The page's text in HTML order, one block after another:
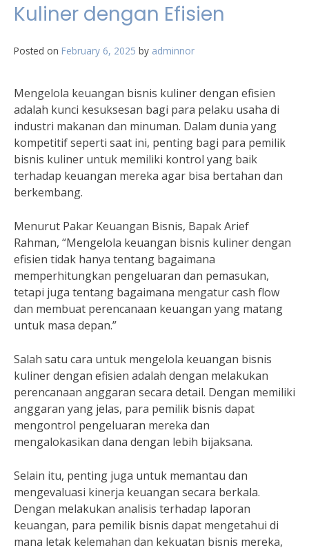
Kuliner dengan Efisien
Posted on February 6, 2025 by adminnor
Mengelola keuangan bisnis kuliner dengan efisien
adalah kunci kesuksesan bagi para pelaku usaha di
industri makanan dan minuman. Dalam dunia yang
kompetitif seperti saat ini, penting bagi para pemilik
bisnis kuliner untuk memiliki kontrol yang baik
terhadap keuangan mereka agar bisa bertahan dan
berkembang.
Menurut Pakar Keuangan Bisnis, Bapak Arief
Rahman, “Mengelola keuangan bisnis kuliner dengan
efisien tidak hanya tentang bagaimana
memperhitungkan pengeluaran dan pemasukan,
tetapi juga tentang bagaimana mengatur cash flow
dan membuat perencanaan keuangan yang matang
untuk masa depan.”
Salah satu cara untuk mengelola keuangan bisnis
kuliner dengan efisien adalah dengan melakukan
perencanaan anggaran secara detail. Dengan memiliki
anggaran yang jelas, para pemilik bisnis dapat
mengontrol pengeluaran mereka dan
mengalokasikan dana dengan lebih bijaksana.
Selain itu, penting juga untuk memantau dan
mengevaluasi kinerja keuangan secara berkala.
Dengan melakukan analisis terhadap laporan
keuangan, para pemilik bisnis dapat mengetahui di
mana letak kelemahan dan kekuatan bisnis mereka,